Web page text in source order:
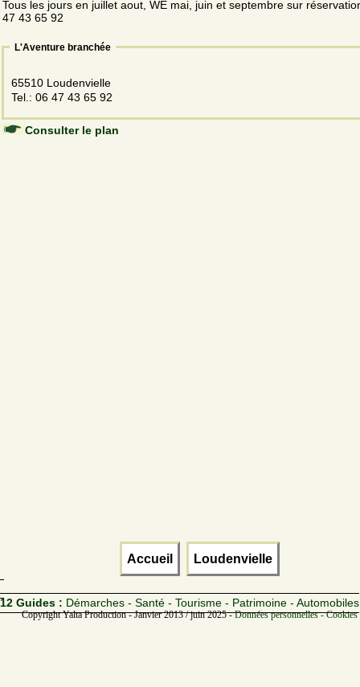
Tous les jours en juillet aout, WE mai, juin et septembre sur
47 43 65 92
L'Aventure branchée
65510 Loudenvielle
Tel.: 06 47 43 65 92
Consulter le plan
Accueil Loudenvielle
12 Guides : Démarches - Santé - Tourisme - Patrimoine - Automobiles
Copyright Yalta Production - Janvier 2013 / juin 2025 -Données personnelles -